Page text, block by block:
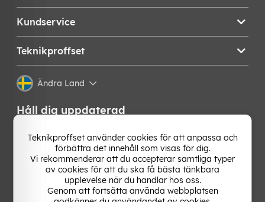
Kundservice
Teknikproffset
Ändra Land
Håll dig uppdaterad
Få de senaste nyheterna, hetaste erbjudandena och
bästa tipsen från oss direkt i din mejlkorg. Signa upp på
vårt nyhetsbrev!
Teknikproffset använder cookies för att anpassa och
förbättra det innehåll som visas för dig.
Vi rekommenderar att du accepterar samtliga typer
av cookies för att du ska få bästa tänkbara
upplevelse när du handlar hos oss.
Genom att fortsätta använda webbplatsen